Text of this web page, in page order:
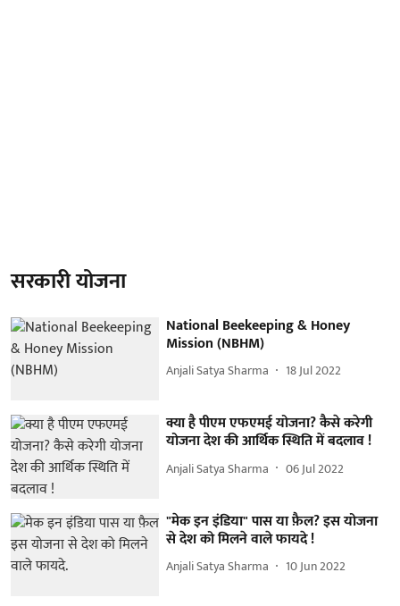
सरकारी योजना
National Beekeeping & Honey
Mission (NBHM)
Anjali Satya Sharma 18 Jul 2022
क्या है पीएम एफएमई योजना? कैसे करेगी
योजना देश की आर्थिक स्थिति में बदलाव !
Anjali Satya Sharma 06 Jul 2022
"मेक इन इंडिया" पास या फ़ैल? इस योजना
से देश को मिलने वाले फायदे !
Anjali Satya Sharma 10 Jun 2022